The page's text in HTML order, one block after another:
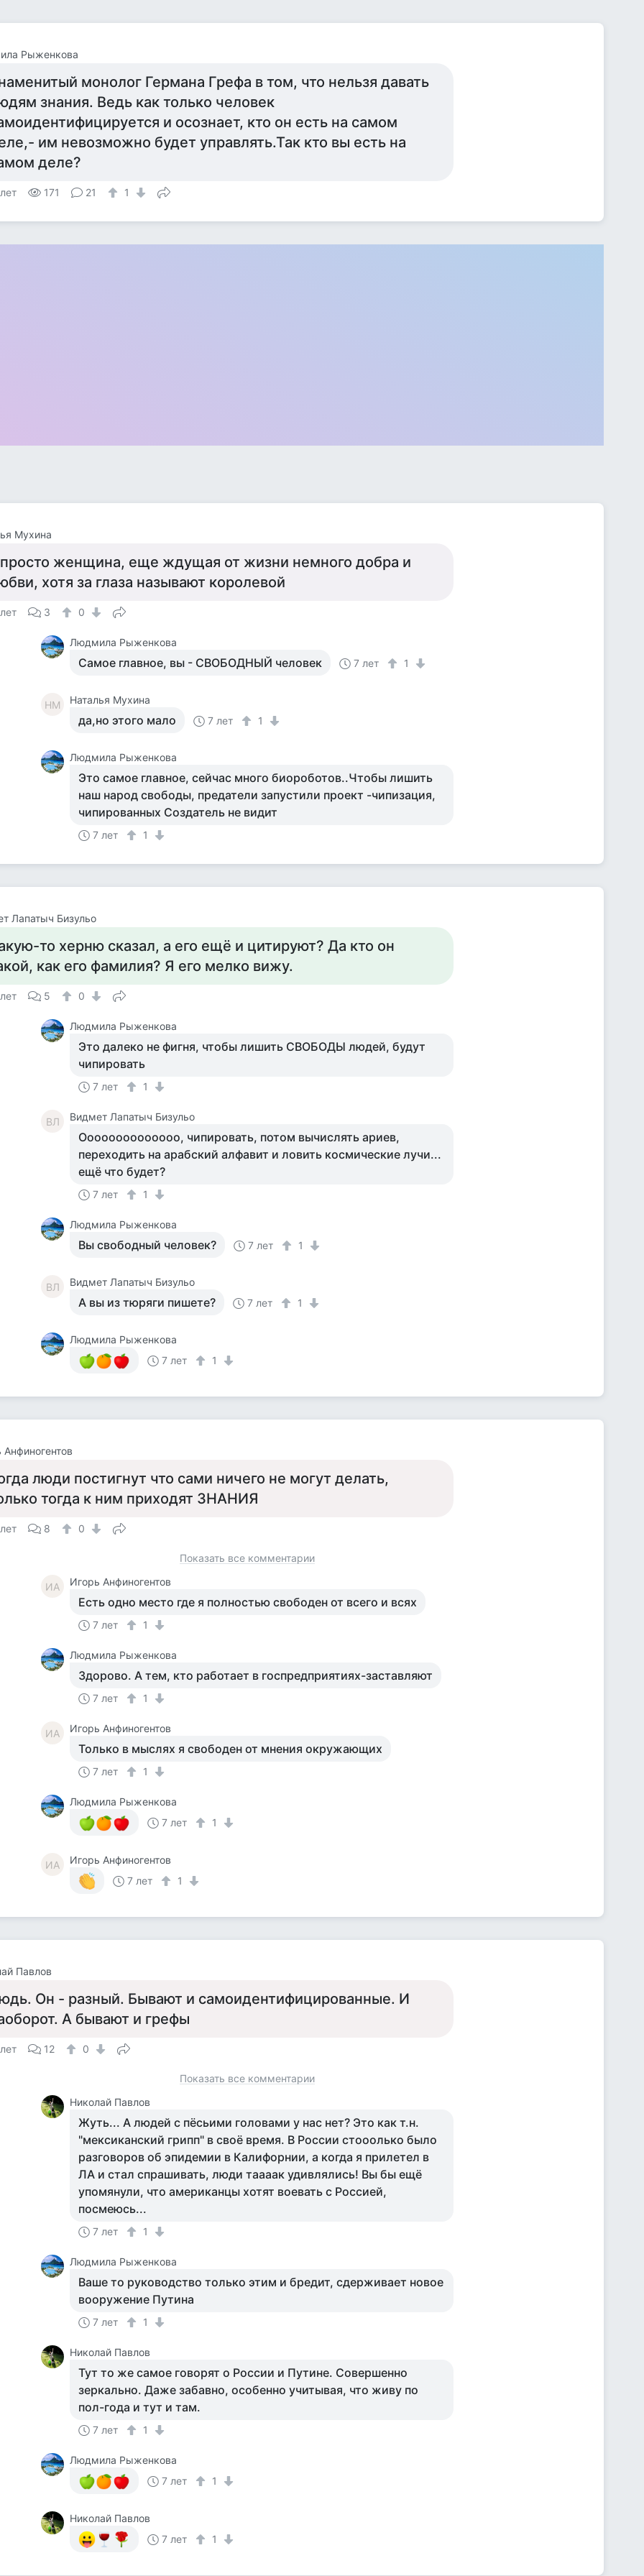
Рыженкова
монолог Германа Грефа в том, что нельзя давать
знания. Ведь как только человек
и осознает, кто он есть на самом
им невозможно будет управлять.Так кто вы есть на
деле?
171 21 1
Мухина
женщина, еще ждущая от жизни немного добра и
хотя за глаза называют королевой
3 0
Людмила Рыженкова
Самое главное, вы - СВОБОДНЫЙ человек 7 лет 1
НМ Наталья Мухина
да,но этого мало 7 лет 1
Людмила Рыженкова
Это самое главное, сейчас много биороботов..Чтобы лишить
наш народ свободы, предатели запустили проект -чипизация,
чипированных Создатель не видит
7 лет 1
Лапатыч Бизульо
то херню сказал, а его ещё и цитируют? Да кто он
как его фамилия? Я его мелко вижу.
5 0
Людмила Рыженкова
Это далеко не фигня, чтобы лишить СВОБОДЫ людей, будут
чипировать
7 лет 1
ВЛ Видмет Лапатыч Бизульо
Оооооооооооооо, чипировать, потом вычислять ариев,
переходить на арабский алфавит и ловить космические лучи...
ещё что будет?
7 лет 1
Людмила Рыженкова
Вы свободный человек? 7 лет 1
ВЛ Видмет Лапатыч Бизульо
А вы из тюряги пишете? 7 лет 1
Людмила Рыженкова
7 лет
1
Анфиногентов
люди постигнут что сами ничего не могут делать,
тогда к ним приходят ЗНАНИЯ
8 0
Показать все комментарии
ИА Игорь Анфиногентов
Есть одно место где я полностью свободен от всего и всях
7 лет 1
Людмила Рыженкова
Здорово. А тем, кто работает в госпредприятиях-заставляют
7 лет 1
ИА Игорь Анфиногентов
Только в мыслях я свободен от мнения окружающих
7 лет 1
Людмила Рыженкова
7 лет
1
ИА
Игорь Анфиногентов
7 лет
1
Павлов
Он - разный. Бывают и самоидентифицированные. И
А бывают и грефы
12 0
Показать все комментарии
Николай Павлов
Жуть... А людей с пёсьими головами у нас нет? Это как т.н.
"мексиканский грипп" в своё время. В России стооолько было
разговоров об эпидемии в Калифорнии, а когда я прилетел в
ЛА и стал спрашивать, люди таааак удивлялись! Вы бы ещё
упомянули, что американцы хотят воевать с Россией,
посмеюсь...
7 лет 1
Людмила Рыженкова
Ваше то руководство только этим и бредит, сдерживает новое
вооружение Путина
7 лет 1
Николай Павлов
Тут то же самое говорят о России и Путине. Совершенно
зеркально. Даже забавно, особенно учитывая, что живу по
пол-года и тут и там.
7 лет 1
Людмила Рыженкова
7 лет
1
Николай Павлов
7 лет
1